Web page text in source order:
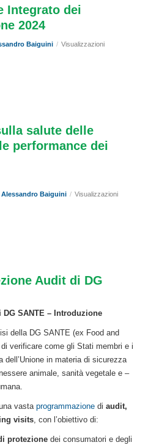
Integrato dei
2024
Baiguini / Visualizzazioni
salute delle
performance dei
Alessandro Baiguini / Visualizzazioni
Audit di DG
SANTE – Introduzione
della DG SANTE (ex Food and
verificare come gli Stati membri e i
dell’Unione in materia di sicurezza
animale, sanità vegetale e –
vasta programmazione di audit,
visits, con l’obiettivo di:
protezione dei consumatori e degli